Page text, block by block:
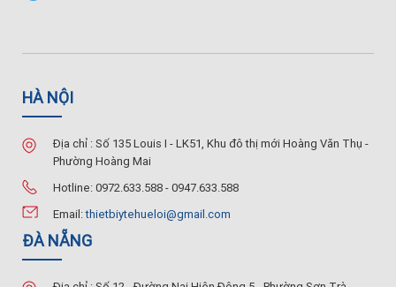
HÀ NỘI
Địa chỉ : Số 135 Louis I - LK51, Khu đô thị mới Hoàng Văn Thụ -
Phường Hoàng Mai
Hotline: 0972.633.588 - 0947.633.588
Email:thietbiytehueloi@gmail.com
ĐÀ NẴNG